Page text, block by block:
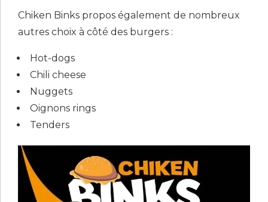
Chiken Binks propos également de nombreux
autres choix à côté des burgers :
Hot-dogs
Chili cheese
Nuggets
Oignons rings
Tenders